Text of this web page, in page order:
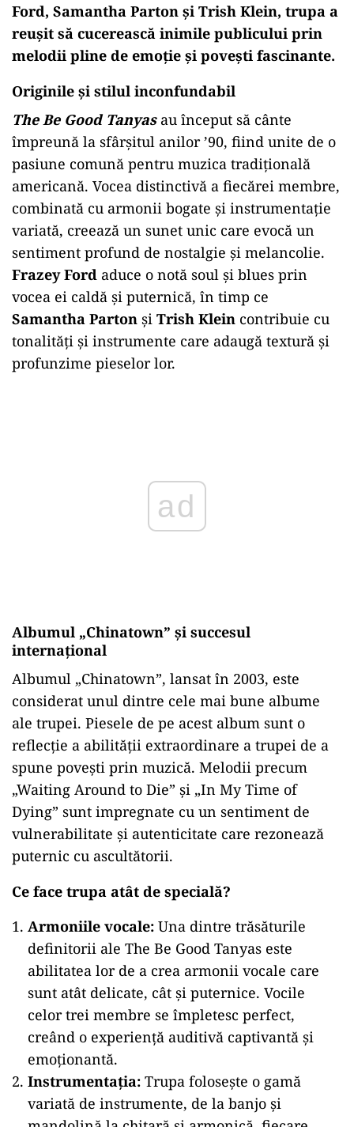
Ford, Samantha Parton și Trish Klein, trupa a
reușit să cucerească inimile publicului prin
melodii pline de emoție și povești fascinante.
Originile și stilul inconfundabil
The Be Good Tanyasau început să cânte
împreună la sfârșitul anilor ’90, fiind unite de o
pasiune comună pentru muzica tradițională
americană. Vocea distinctivă a fiecărei membre,
combinată cu armonii bogate și instrumentație
variată, creează un sunet unic care evocă un
sentiment profund de nostalgie și melancolie.
Frazey Ford aduce o notă soul și blues prin
vocea ei caldă și puternică, în timp ce
Samantha Parton și Trish Klein contribuie cu
tonalități și instrumente care adaugă textură și
profunzime pieselor lor.
Albumul „Chinatown” și succesul
internațional
Albumul „Chinatown”, lansat în 2003, este
considerat unul dintre cele mai bune albume
ale trupei. Piesele de pe acest album sunt o
reflecție a abilității extraordinare a trupei de a
spune povești prin muzică. Melodii precum
„Waiting Around to Die” și „In My Time of
Dying” sunt impregnate cu un sentiment de
vulnerabilitate și autenticitate care rezonează
puternic cu ascultătorii.
Ce face trupa atât de specială?
Armoniile vocale: Una dintre trăsăturile
definitorii ale The Be Good Tanyas este
abilitatea lor de a crea armonii vocale care
sunt atât delicate, cât și puternice. Vocile
celor trei membre se împletesc perfect,
creând o experiență auditivă captivantă și
emoționantă.
Instrumentația: Trupa folosește o gamă
variată de instrumente, de la banjo și